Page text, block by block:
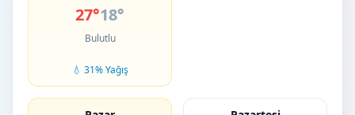
27°18°
Bulutlu
💧 31% Yağış